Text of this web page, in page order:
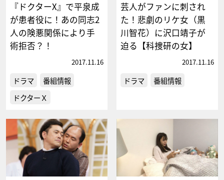
『ドクターX』で平泉成
が患者役に！あの同志2
人の険悪関係により手
術拒否？！
2017.11.16
ドラマ
番組情報
ドクターＸ
芸人がファンに刺され
た！悲劇のリケ女（黒
川智花）に沢口靖子が
迫る【科捜研の女】
2017.11.16
ドラマ 番組情報